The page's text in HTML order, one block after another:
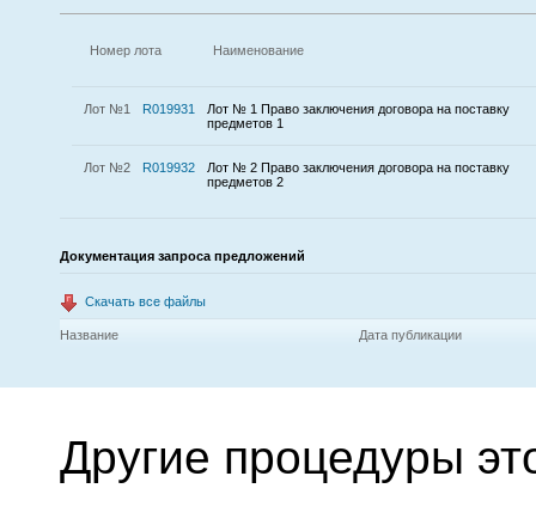
Номер лота Наименование
Лот №1 R019931
Лот № 1 Право заключения договора на поставку
предметов 1
Лот №2 R019932
Лот № 2 Право заключения договора на поставку
предметов 2
Документация запроса предложений
Скачать все файлы
Название Дата публикации
Другие процедуры